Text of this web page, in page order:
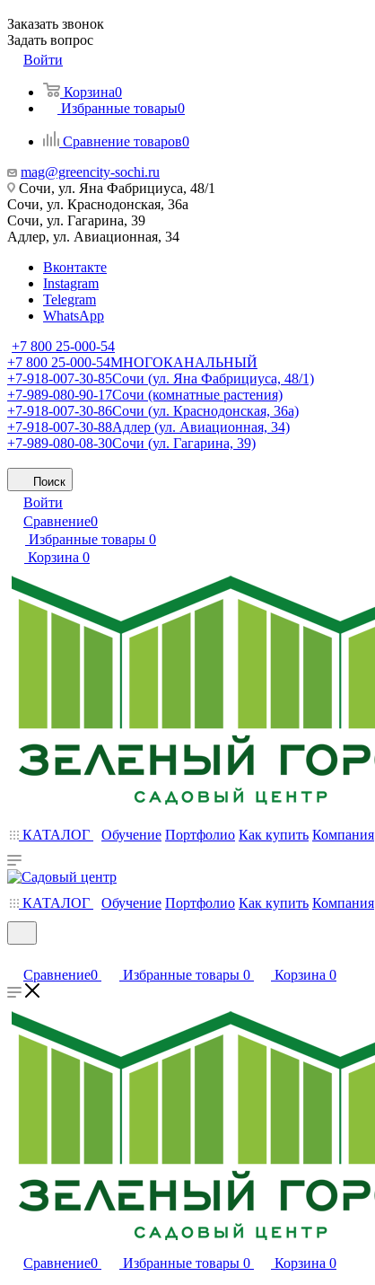
Заказать звонок
Задать вопрос
Войти
Корзина0
Избранные товары0
Сравнение товаров0
mag@greencity-sochi.ru
Сочи, ул. Яна Фабрициуса, 48/1
Сочи, ул. Краснодонская, 36а
Сочи, ул. Гагарина, 39
Адлер, ул. Авиационная, 34
Вконтакте
Instagram
Telegram
WhatsApp
+7 800 25-000-54
+7 800 25-000-54МНОГОКАНАЛЬНЫЙ
+7-918-007-30-85Сочи (ул. Яна Фабрициуса, 48/1)
+7-989-080-90-17Сочи (комнатные растения)
+7-918-007-30-86Сочи (ул. Краснодонская, 36а)
+7-918-007-30-88Адлер (ул. Авиационная, 34)
+7-989-080-08-30Сочи (ул. Гагарина, 39)
Поиск
Войти
Сравнение0
Избранные товары 0
Корзина 0
КАТАЛОГ Обучение Портфолио Как купить Компания
КАТАЛОГ Обучение Портфолио Как купить Компания
Сравнение0 Избранные товары 0 Корзина 0
Сравнение0 Избранные товары 0 Корзина 0